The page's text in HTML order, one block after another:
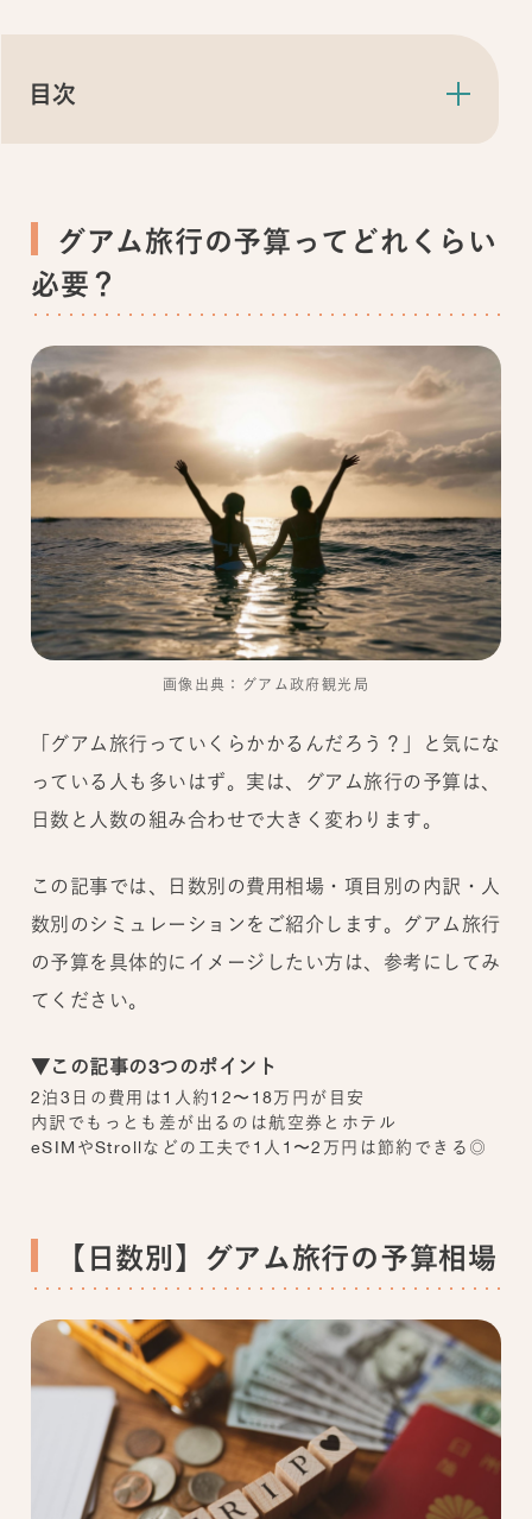
目次
グアム旅行の予算ってどれくらい
必要？
画像出典：グアム政府観光局
「グアム旅行っていくらかかるんだろう？」と気にな
っている人も多いはず。実は、グアム旅行の予算は、
日数と人数の組み合わせで大きく変わります。
この記事では、日数別の費用相場・項目別の内訳・人
数別のシミュレーションをご紹介します。グアム旅行
の予算を具体的にイメージしたい方は、参考にしてみ
てください。
▼この記事の3つのポイント
2泊3日の費用は1人約12〜18万円が目安
内訳でもっとも差が出るのは航空券とホテル
eSIMやStrollなどの工夫で1人1〜2万円は節約できる◎
【日数別】グアム旅行の予算相場